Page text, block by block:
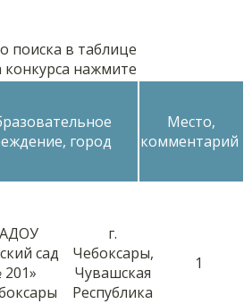
поиска в таблице
конкурса нажмите
город
Место,
комментарий
сад
г.
Чебоксары,
Чувашская
Республика
1